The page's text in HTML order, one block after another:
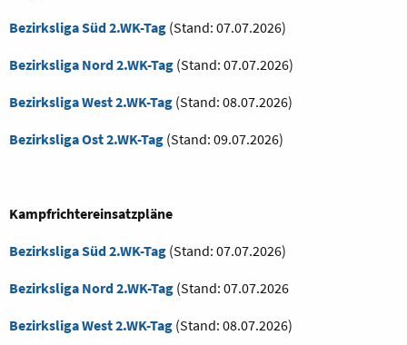
Bezirksliga Süd 2.WK-Tag (Stand: 07.07.2026)
Bezirksliga Nord 2.WK-Tag (Stand: 07.07.2026)
Bezirksliga West 2.WK-Tag (Stand: 08.07.2026)
Bezirksliga Ost 2.WK-Tag (Stand: 09.07.2026)
Kampfrichtereinsatzpläne
Bezirksliga Süd 2.WK-Tag (Stand: 07.07.2026)
Bezirksliga Nord 2.WK-Tag (Stand: 07.07.2026
Bezirksliga West 2.WK-Tag (Stand: 08.07.2026)